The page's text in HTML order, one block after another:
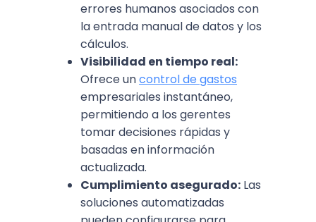
errores humanos asociados con
la entrada manual de datos y los
cálculos.
Visibilidad en tiempo real:
Ofrece uncontrol de gastos
empresariales instantáneo,
permitiendo a los gerentes
tomar decisiones rápidas y
basadas en información
actualizada.
Cumplimiento asegurado: Las
soluciones automatizadas